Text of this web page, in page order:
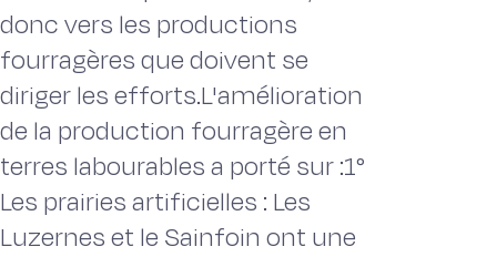
donc vers les productions
fourragères que doivent se
diriger les efforts.L'amélioration
de la production fourragère en
terres labourables a porté sur :1°
Les prairies artificielles : Les
Luzernes et le Sainfoin ont une